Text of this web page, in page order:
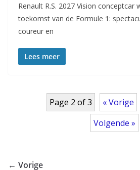
Renault R.S. 2027 Vision conceptcar
toekomst van de Formule 1:
coureur en
Lees meer
Page 2 of 3 « Vorige
Volgende »
← Vorige